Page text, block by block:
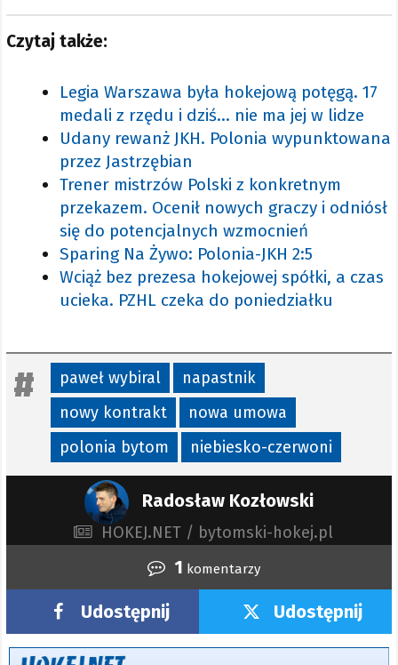
Czytaj także:
Legia Warszawa była hokejową potęgą. 17
medali z rzędu i dziś... nie ma jej w lidze
Udany rewanż JKH. Polonia wypunktowana
przez Jastrzębian
Trener mistrzów Polski z konkretnym
przekazem. Ocenił nowych graczy i odniósł
się do potencjalnych wzmocnień
Sparing Na Żywo: Polonia-JKH 2:5
Wciąż bez prezesa hokejowej spółki, a czas
ucieka. PZHL czeka do poniedziałku
paweł wybiral
napastnik
nowy kontrakt
nowa umowa
polonia bytom
niebiesko-czerwoni
Radosław Kozłowski
HOKEJ.NET / bytomski-hokej.pl
1 komentarzy
Udostępnij Udostępnij